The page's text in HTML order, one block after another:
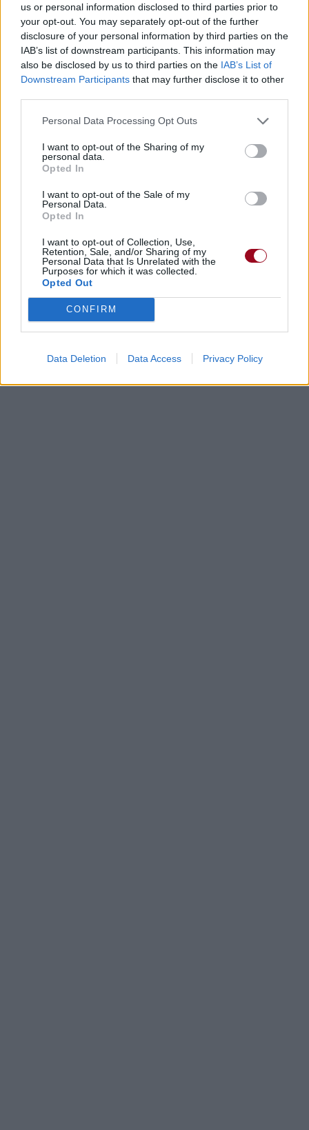
us or personal information disclosed to third parties prior to
your opt-out. You may separately opt-out of the further
disclosure of your personal information by third parties on the
IAB’s list of downstream participants. This information may
also be disclosed by us to third parties on the IAB’s List of
Downstream Participants that may further disclose it to other
Personal Data Processing Opt Outs
I want to opt-out of the Sharing of my
personal data.
Opted In
I want to opt-out of the Sale of my
Personal Data.
Opted In
I want to opt-out of Collection, Use,
Retention, Sale, and/or Sharing of my
Personal Data that Is Unrelated with the
Purposes for which it was collected.
Opted Out
CONFIRM
Data Deletion Data Access Privacy Policy
⇑
Paroles Téléchargement
Vidéos
Commentaires
Dire «merci» pour cette traduction